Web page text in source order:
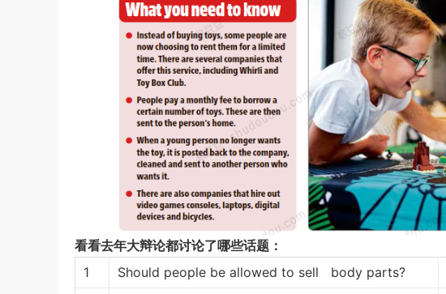
看看去年大辩论都讨论了哪些话题：
1
Should people be allowed to sell body parts?